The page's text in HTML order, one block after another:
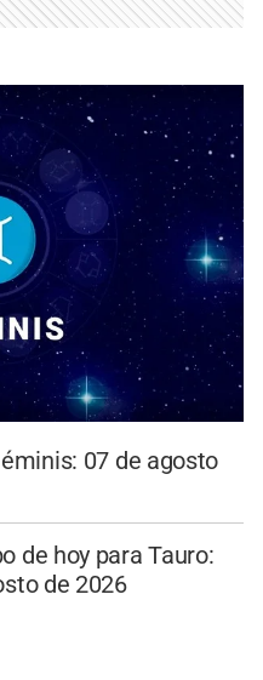
07 de agosto
de hoy para Tauro:
de 2026